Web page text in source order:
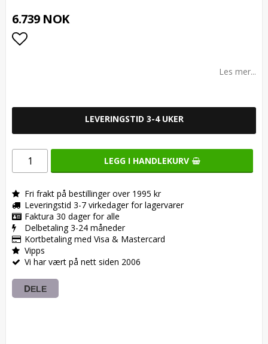
6.739 NOK
Les mer...
LEVERINGSTID 3-4 UKER
LEGG I HANDLEKURV
Fri frakt på bestillinger over 1995 kr
Leveringstid 3-7 virkedager for lagervarer
Faktura 30 dager for alle
Delbetaling 3-24 måneder
Kortbetaling med Visa & Mastercard
Vipps
Vi har vært på nett siden 2006
DELE